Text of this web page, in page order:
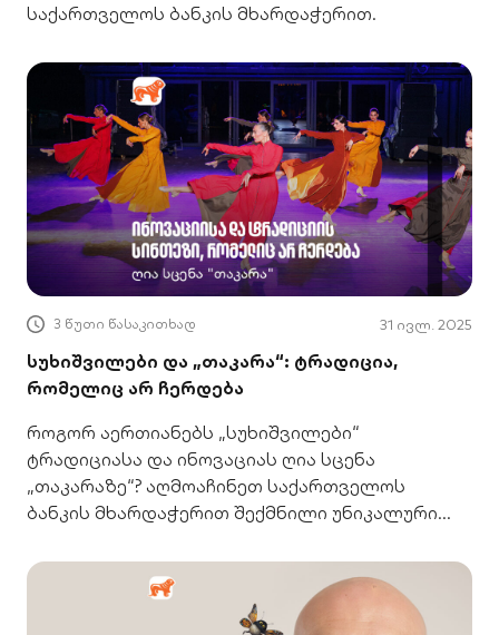
საქართველოს ბანკის მხარდაჭერით.
3 წუთი წასაკითხად 31 ივლ. 2025
სუხიშვილები და „თაკარა“: ტრადიცია,
რომელიც არ ჩერდება
როგორ აერთიანებს „სუხიშვილები“
ტრადიციასა და ინოვაციას ღია სცენა
„თაკარაზე“? აღმოაჩინეთ საქართველოს
ბანკის მხარდაჭერით შექმნილი უნიკალური